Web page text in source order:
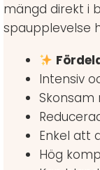
mängd direkt i
spaupplevelse
Intensiv
Enkel att
Hög